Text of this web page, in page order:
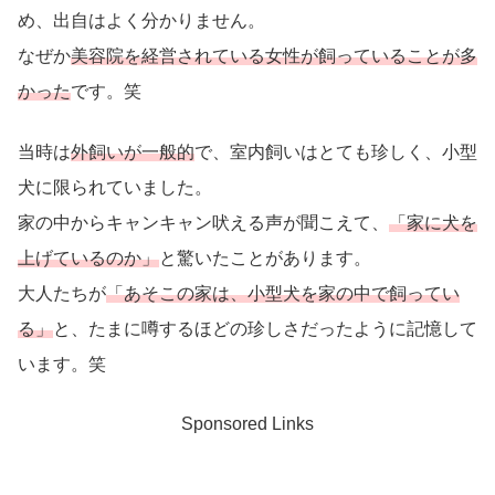
め、出自はよく分かりません。
なぜか美容院を経営されている女性が飼っていることが多
かったです。笑
当時は外飼いが一般的で、室内飼いはとても珍しく、小型
犬に限られていました。
家の中からキャンキャン吠える声が聞こえて、 「家に犬を
上げているのか」と驚いたことがあります。
大人たちが「あそこの家は、小型犬を家の中で飼ってい
る」と、たまに噂するほどの珍しさだったように記憶して
います。笑
Sponsored Links